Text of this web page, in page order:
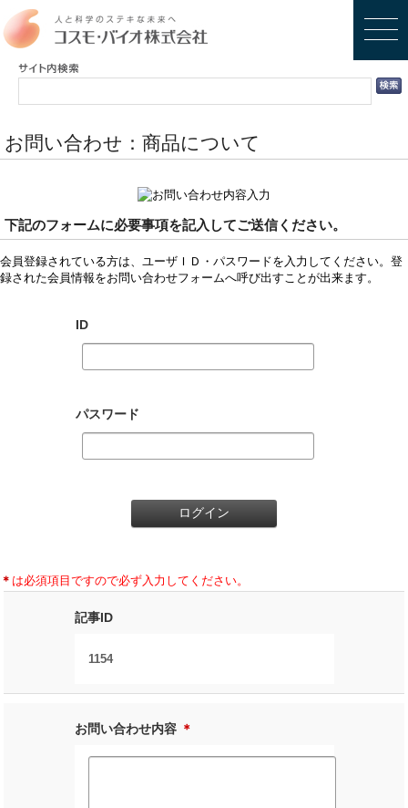
お問い合わせ：商品について
下記のフォームに必要事項を記入してご送信ください。
会員登録されている方は、ユーザＩＤ・パスワードを入力してください。登
録された会員情報をお問い合わせフォームへ呼び出すことが出来ます。
ID
パスワード
＊ は必須項目ですので必ず入力してください。
記事ID
1154
お問い合わせ内容 ＊